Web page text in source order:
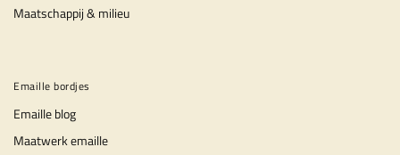
Maatschappij & milieu
Emaille bordjes
Emaille blog
Maatwerk emaille